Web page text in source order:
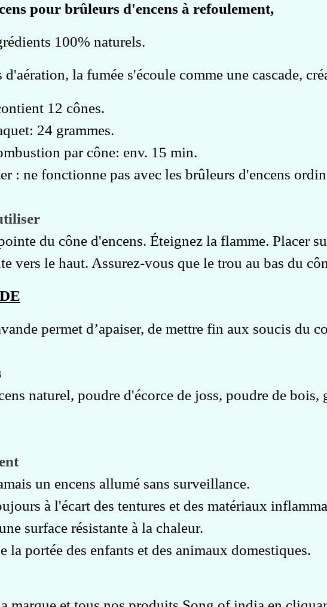
pour brûleurs d'encens à refoulement,
100% naturels.
d'aération, la fumée s'écoule comme une cascade,
12 cônes.
24 grammes.
par cône: env. 15 min.
: ne fonctionne pas avec les brûleurs d'encens
du cône d'encens. Éteignez la flamme. Placer
vers le haut. Assurez-vous que le trou au bas du
permet d’apaiser, de mettre fin aux soucis du
naturel, poudre d'écorce de joss, poudre de bois,
un encens allumé sans surveillance.
à l'écart des tentures et des matériaux
surface résistante à la chaleur.
la portée des enfants et des animaux domestiques.